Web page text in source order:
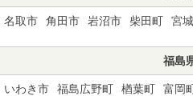
名取市 角田市 岩沼市 柴田町 宮
福島
いわき市 福島広野町 楢葉町 富岡